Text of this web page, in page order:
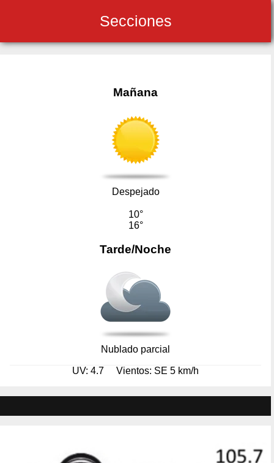
Secciones
Mañana
Despejado
10°
16°
Tarde/Noche
Nublado parcial
UV: 4.7 Vientos: SE 5 km/h